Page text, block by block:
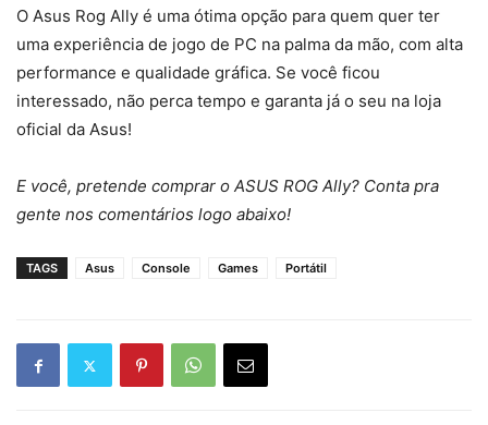
O Asus Rog Ally é uma ótima opção para quem quer ter
uma experiência de jogo de PC na palma da mão, com alta
performance e qualidade gráfica. Se você ficou
interessado, não perca tempo e garanta já o seu na loja
oficial da Asus!
E você, pretende comprar o ASUS ROG Ally? Conta pra
gente nos comentários logo abaixo!
TAGS Asus Console Games Portátil